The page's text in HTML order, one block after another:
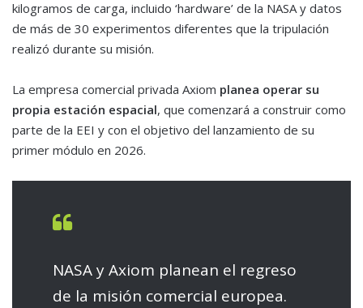
kilogramos de carga, incluido ‘hardware’ de la NASA y datos
de más de 30 experimentos diferentes que la tripulación
realizó durante su misión.
La empresa comercial privada Axiom planea operar su
propia estación espacial, que comenzará a construir como
parte de la EEI y con el objetivo del lanzamiento de su
primer módulo en 2026.
NASA y Axiom planean el regreso
de la misión comercial europea.